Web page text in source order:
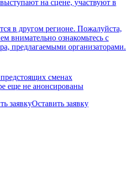
на сцене, участвуют в
в другом регионе. Пожалуйста,
внимательно ознакомьтесь с
предлагаемыми организаторами.
сменах
еще не анонсированы
заявкуОставить заявку